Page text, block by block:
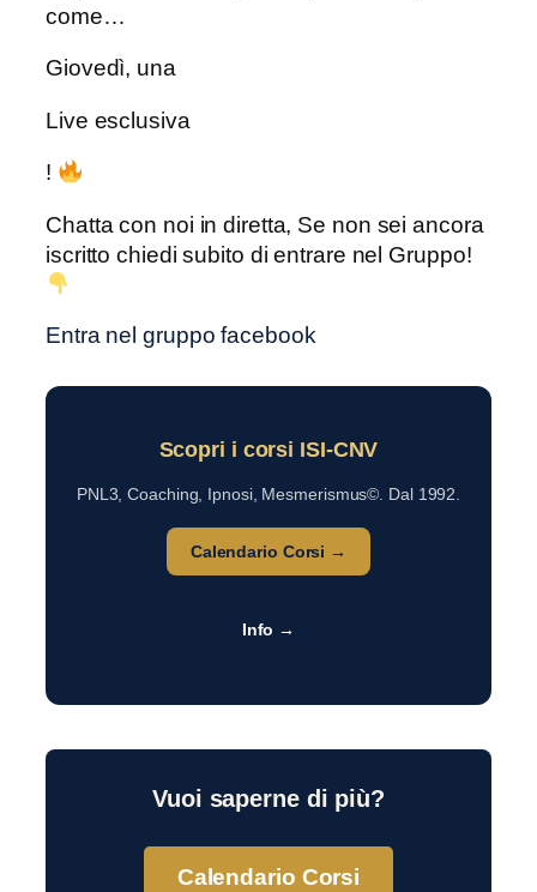
come…
Giovedì, una
Live esclusiva
!
Chatta con noi in diretta, Se non sei ancora
iscritto chiedi subito di entrare nel Gruppo!
Entra nel gruppo facebook
Scopri i corsi ISI-CNV
PNL3, Coaching, Ipnosi, Mesmerismus©. Dal 1992.
Calendario Corsi →
Info →
Vuoi saperne di più?
Calendario Corsi